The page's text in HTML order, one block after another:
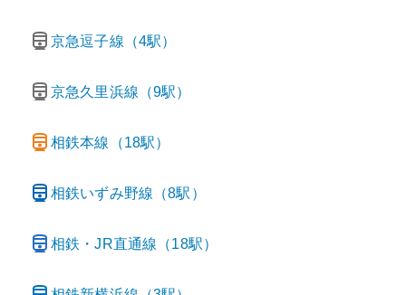
京急逗子線 （4駅）
京急久里浜線 （9駅）
相鉄本線 （18駅）
相鉄いずみ野線 （8駅）
相鉄・JR直通線 （18駅）